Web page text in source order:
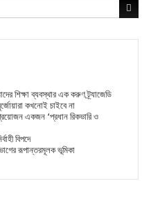
শিক্ষা ব্যবস্থার এক করুণ ট্র্যাজেডি
কখনোই চাইবে না
একজন ‘প্রধান রিকভারি ও
বিপদে
রূপান্তরমূলক ভূমিকা